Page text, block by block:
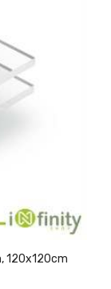
120x120cm